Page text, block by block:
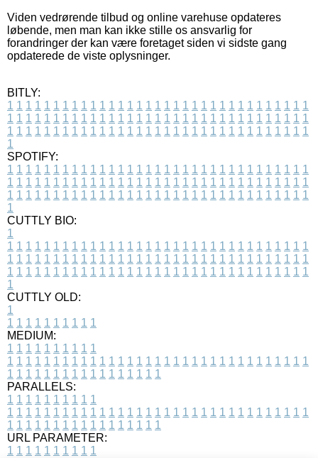
Viden vedrørende tilbud og online varehuse opdateres
løbende, men man kan ikke stille os ansvarlig for
forandringer der kan være foretaget siden vi sidste gang
opdaterede de viste oplysninger.
BITLY:
1 1 1 1 1 1 1 1 1 1 1 1 1 1 1 1 1 1 1 1 1 1 1 1 1 1 1 1 1 1 1 1 1
1 1 1 1 1 1 1 1 1 1 1 1 1 1 1 1 1 1 1 1 1 1 1 1 1 1 1 1 1 1 1 1 1
1 1 1 1 1 1 1 1 1 1 1 1 1 1 1 1 1 1 1 1 1 1 1 1 1 1 1 1 1 1 1 1 1
1
SPOTIFY:
1 1 1 1 1 1 1 1 1 1 1 1 1 1 1 1 1 1 1 1 1 1 1 1 1 1 1 1 1 1 1 1 1
1 1 1 1 1 1 1 1 1 1 1 1 1 1 1 1 1 1 1 1 1 1 1 1 1 1 1 1 1 1 1 1 1
1 1 1 1 1 1 1 1 1 1 1 1 1 1 1 1 1 1 1 1 1 1 1 1 1 1 1 1 1 1 1 1 1
1
CUTTLY BIO:
1
1 1 1 1 1 1 1 1 1 1 1 1 1 1 1 1 1 1 1 1 1 1 1 1 1 1 1 1 1 1 1 1 1
1 1 1 1 1 1 1 1 1 1 1 1 1 1 1 1 1 1 1 1 1 1 1 1 1 1 1 1 1 1 1 1 1
1 1 1 1 1 1 1 1 1 1 1 1 1 1 1 1 1 1 1 1 1 1 1 1 1 1 1 1 1 1 1 1 1
1
CUTTLY OLD:
1
1 1 1 1 1 1 1 1 1 1
MEDIUM:
1 1 1 1 1 1 1 1 1 1
1 1 1 1 1 1 1 1 1 1 1 1 1 1 1 1 1 1 1 1 1 1 1 1 1 1 1 1 1 1 1 1 1
1 1 1 1 1 1 1 1 1 1 1 1 1 1 1 1 1
PARALLELS:
1 1 1 1 1 1 1 1 1 1
1 1 1 1 1 1 1 1 1 1 1 1 1 1 1 1 1 1 1 1 1 1 1 1 1 1 1 1 1 1 1 1 1
1 1 1 1 1 1 1 1 1 1 1 1 1 1 1 1 1
URL PARAMETER:
1 1 1 1 1 1 1 1 1 1